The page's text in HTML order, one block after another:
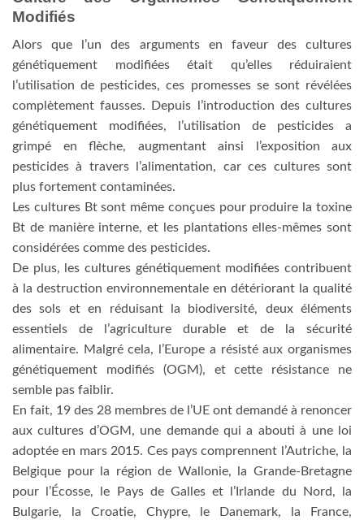
Modifiés
Alors que l’un des arguments en faveur des cultures
génétiquement modifiées était qu’elles réduiraient
l’utilisation de pesticides, ces promesses se sont révélées
complètement fausses. Depuis l’introduction des cultures
génétiquement modifiées, l’utilisation de pesticides a
grimpé en flèche, augmentant ainsi l’exposition aux
pesticides à travers l’alimentation, car ces cultures sont
plus fortement contaminées.
Les cultures Bt sont même conçues pour produire la toxine
Bt de manière interne, et les plantations elles-mêmes sont
considérées comme des pesticides.
De plus, les cultures génétiquement modifiées contribuent
à la destruction environnementale en détériorant la qualité
des sols et en réduisant la biodiversité, deux éléments
essentiels de l’agriculture durable et de la sécurité
alimentaire. Malgré cela, l’Europe a résisté aux organismes
génétiquement modifiés (OGM), et cette résistance ne
semble pas faiblir.
En fait, 19 des 28 membres de l’UE ont demandé à renoncer
aux cultures d’OGM, une demande qui a abouti à une loi
adoptée en mars 2015. Ces pays comprennent l’Autriche, la
Belgique pour la région de Wallonie, la Grande-Bretagne
pour l’Écosse, le Pays de Galles et l’Irlande du Nord, la
Bulgarie, la Croatie, Chypre, le Danemark, la France,